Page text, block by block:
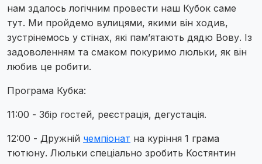
нам здалось логічним провести наш Кубок саме
тут. Ми пройдемо вулицями, якими він ходив,
зустрінемось у стінах, які пам’ятають дядю Вову. Із
задоволенням та смаком покуримо люльки, як він
любив це робити.
Програма Кубка:
11:00 - Збір гостей, реєстрація, дегустація.
12:00 - Дружній чемпіонат на куріння 1 грама
тютюну. Люльки спеціально зробить Костянтин